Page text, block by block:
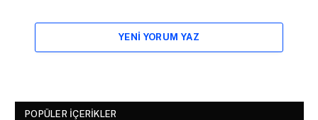
YENI YORUM YAZ
POPÜLER İÇERIKLER